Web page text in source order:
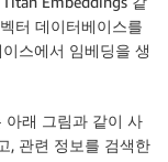
터 데이터베이스를
스에서 임베딩을 생
아래 그림과 같이 사
, 관련 정보를 검색한